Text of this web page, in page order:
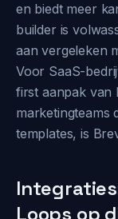
en biedt meer
builder is
aan vergeleken
Voor SaaS-
first aanpak van
marketingteams
templates, is
Loops op